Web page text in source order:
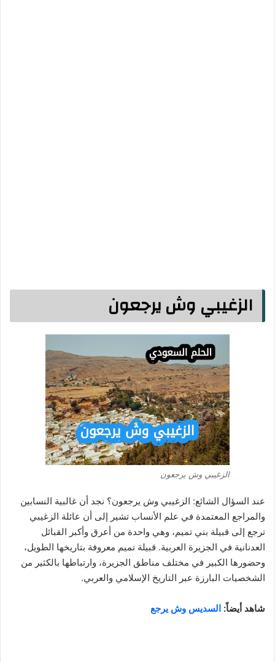
الزغيبي وش يرجعون
الزغيبي وش يرجعون
عند السؤال الشائع: الزغيبي وش يرجعون؟ نجد أن غالبية النسابين
والمراجع المعتمدة في علم الأنساب تشير إلى أن عائلة الزغيبي
ترجع إلى قبيلة بني تميم، وهي واحدة من أعرق وأكبر القبائل
العدنانية في الجزيرة العربية. قبيلة تميم معروفة بتاريخها الطويل،
وحضورها الكبير في مختلف مناطق الجزيرة، وارتباطها بالكثير من
الشخصيات البارزة عبر التاريخ الإسلامي والعربي.
شاهد أيضاً: السديس وش يرجع